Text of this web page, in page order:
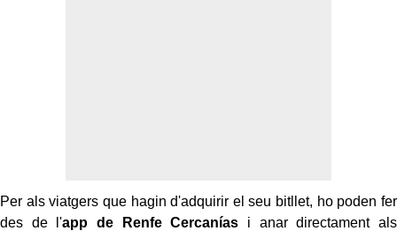
Per als viatgers que hagin d'adquirir el seu bitllet, ho poden fer
des de l'app de Renfe Cercanías i anar directament als